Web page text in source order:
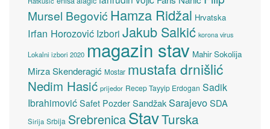
Mursel Begović Hamza Ridžal Hrvatska
Irfan Horozović Izbori Jakub Salkić korona virus
Lokalni izbori 2020 magazin stav Mahir Sokolija
Mirza Skenderagić Mostar mustafa drnišlić
Nedim Hasić prijedor Recep Tayyip Erdogan Sadik
Ibrahimović Safet Pozder SandžakSarajevoSDA
Sirija Srbija SrebrenicaStavTurska